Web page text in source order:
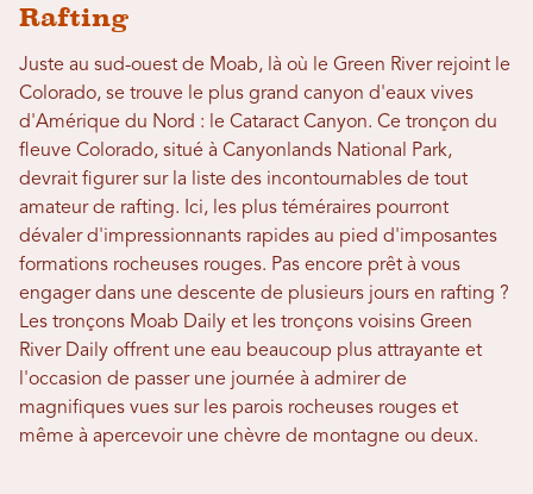
Rafting
Juste au sud-ouest de Moab, là où le Green River rejoint le
Colorado, se trouve le plus grand canyon d'eaux vives
d'Amérique du Nord : le Cataract Canyon. Ce tronçon du
fleuve Colorado, situé à Canyonlands National Park,
devrait figurer sur la liste des incontournables de tout
amateur de rafting. Ici, les plus téméraires pourront
dévaler d'impressionnants rapides au pied d'imposantes
formations rocheuses rouges. Pas encore prêt à vous
engager dans une descente de plusieurs jours en rafting ?
Les tronçons Moab Daily et les tronçons voisins Green
River Daily offrent une eau beaucoup plus attrayante et
l'occasion de passer une journée à admirer de
magnifiques vues sur les parois rocheuses rouges et
même à apercevoir une chèvre de montagne ou deux.